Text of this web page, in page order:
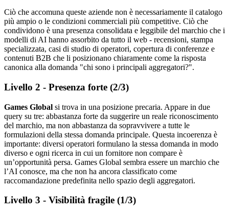
Ciò che accomuna queste aziende non è necessariamente il catalogo
più ampio o le condizioni commerciali più competitive. Ciò che
condividono è una presenza consolidata e leggibile del marchio che i
modelli di AI hanno assorbito da tutto il web - recensioni, stampa
specializzata, casi di studio di operatori, copertura di conferenze e
contenuti B2B che li posizionano chiaramente come la risposta
canonica alla domanda "chi sono i principali aggregatori?".
Livello 2 - Presenza forte (2/3)
Games Global si trova in una posizione precaria. Appare in due
query su tre: abbastanza forte da suggerire un reale riconoscimento
del marchio, ma non abbastanza da sopravvivere a tutte le
formulazioni della stessa domanda principale. Questa incoerenza è
importante: diversi operatori formulano la stessa domanda in modo
diverso e ogni ricerca in cui un fornitore non compare è
un’opportunità persa. Games Global sembra essere un marchio che
l’AI conosce, ma che non ha ancora classificato come
raccomandazione predefinita nello spazio degli aggregatori.
Livello 3 - Visibilità fragile (1/3)